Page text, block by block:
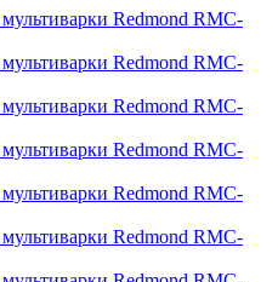
Redmond RMC-
Redmond RMC-
Redmond RMC-
Redmond RMC-
Redmond RMC-
Redmond RMC-